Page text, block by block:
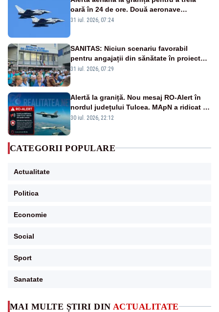
MAI MULTE ȘTIRI DIN ACTUALITATE
oară în 24 de ore. Două aeronave
Eurofighter britanice au fost ridicate de la
31 iul. 2026, 07:24
SANITAS: Niciun scenariu favorabil
pentru angajații din sănătate în proiectul
Legii salarizării
31 iul. 2026, 07:29
Alertă la graniță. Nou mesaj RO-Alert în
nordul județului Tulcea. MApN a ridicat de
la sol două avioane F-16
30 iul. 2026, 22:12
CATEGORII POPULARE
Actualitate
Politica
Economie
Social
Sport
Sanatate